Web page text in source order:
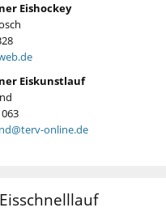
Eishockey
Eiskunstlauf
online.de